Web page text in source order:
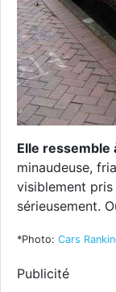
Elle ressemble
minaudeuse,
visiblement
sérieusement.
*Photo: Cars
Publicité